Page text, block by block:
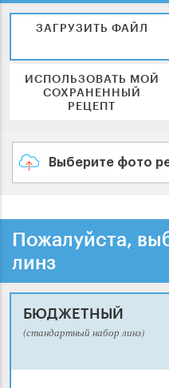
ЗАГРУЗИТЬ ФАЙЛ
ИСПОЛЬЗОВАТЬ МОЙ
СОХРАНЕННЫЙ
РЕЦЕПТ
Выберите фото
Пожалуйста,
линз
БЮДЖЕТНЫЙ
(стандартный набор линз)